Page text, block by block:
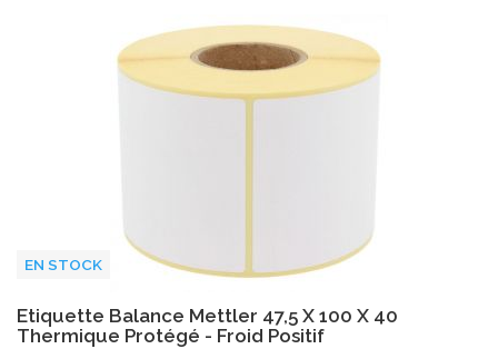
EN STOCK
Etiquette Balance Mettler 47,5 X 100 X 40
Thermique Protégé - Froid Positif